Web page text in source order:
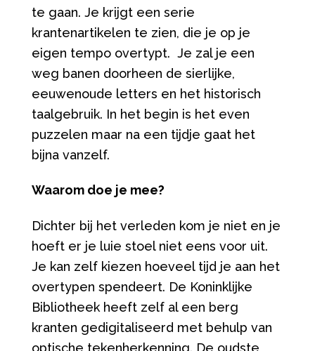
te gaan. Je krijgt een serie
krantenartikelen te zien, die je op je
eigen tempo overtypt. Je zal je een
weg banen doorheen de sierlijke,
eeuwenoude letters en het historisch
taalgebruik. In het begin is het even
puzzelen maar na een tijdje gaat het
bijna vanzelf.
Waarom doe je mee?
Dichter bij het verleden kom je niet en je
hoeft er je luie stoel niet eens voor uit.
Je kan zelf kiezen hoeveel tijd je aan het
overtypen spendeert. De Koninklijke
Bibliotheek heeft zelf al een berg
kranten gedigitaliseerd met behulp van
optische tekenherkenning. De oudste